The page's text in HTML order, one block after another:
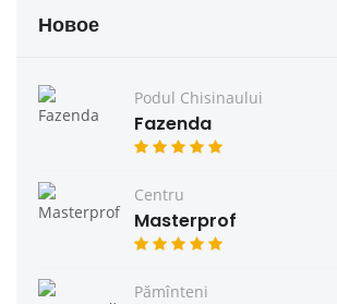
Новое
Podul Chisinaului
Fazenda
Centru
Masterprof
Pămînteni